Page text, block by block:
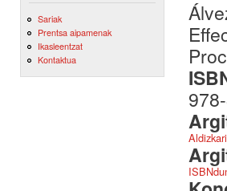
Sariak
Prentsa aipamenak
Ikasleentzat
Kontaktua